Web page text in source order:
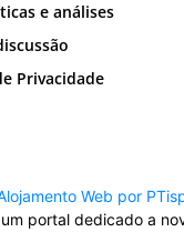
e análises
Privacidade
Web por
portal dedicado a